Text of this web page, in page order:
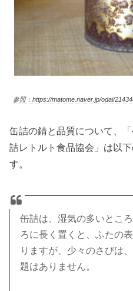
参照：https://matome.naver.jp/odai/
缶詰の錆と品質について、
詰レトルト食品協会」は以
す。
缶詰は、湿気の多いとこ
ろに長く置くと、ふたの
りますが、少々のさびは
題はありません。